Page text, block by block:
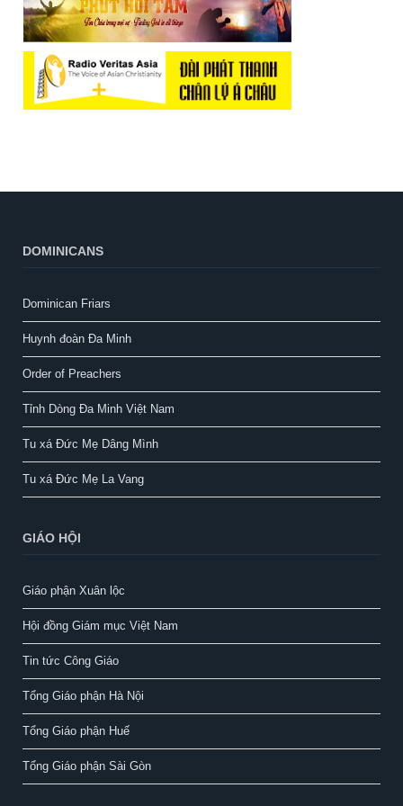
DOMINICANS
Dominican Friars
Huynh đoàn Đa Minh
Order of Preachers
Tỉnh Dòng Đa Minh Việt Nam
Tu xá Đức Mẹ Dâng Mình
Tu xá Đức Mẹ La Vang
GIÁO HỘI
Giáo phận Xuân lộc
Hội đồng Giám mục Việt Nam
Tin tức Công Giáo
Tổng Giáo phận Hà Nội
Tổng Giáo phận Huế
Tổng Giáo phận Sài Gòn